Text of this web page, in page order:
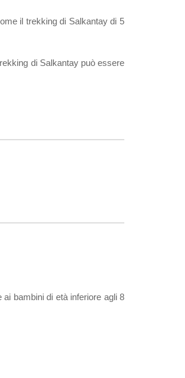
il trekking di Salkantay di 5
di Salkantay può essere
bambini di età inferiore agli 8